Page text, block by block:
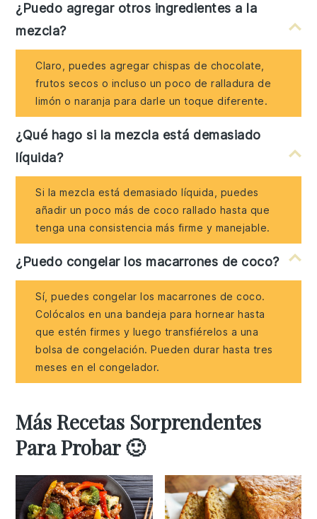
¿Puedo agregar otros ingredientes a la
mezcla?
Claro, puedes agregar chispas de chocolate,
frutos secos o incluso un poco de ralladura de
limón o naranja para darle un toque diferente.
¿Qué hago si la mezcla está demasiado
líquida?
Si la mezcla está demasiado líquida, puedes
añadir un poco más de coco rallado hasta que
tenga una consistencia más firme y manejable.
¿Puedo congelar los macarrones de coco?
Sí, puedes congelar los macarrones de coco.
Colócalos en una bandeja para hornear hasta
que estén firmes y luego transfiérelos a una
bolsa de congelación. Pueden durar hasta tres
meses en el congelador.
Más Recetas Sorprendentes
Para Probar 🙂